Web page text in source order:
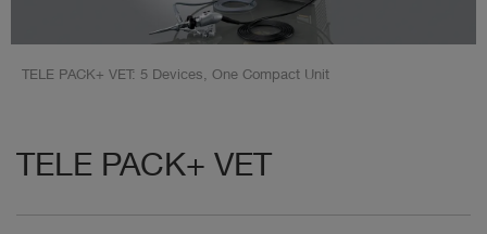
TELE PACK+ VET: 5 Devices, One Compact Unit
TELE PACK+ VET